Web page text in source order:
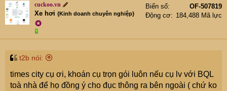
cuckoo.vn
Xe hơi {Kinh doanh chuyên nghiệp}
✪
Biển số
OF-507819
Động cơ
184,488 Mã lực
t2b nói:
times city cụ ơi, khoán cụ trọn gói luôn nếu cụ lv với BQL
toà nhà để họ đồng ý cho đục thông ra bên ngoài ( chứ ko